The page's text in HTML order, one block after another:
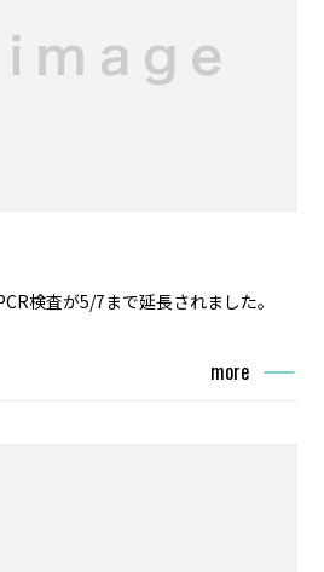
検査が5/7まで延長されました。
more